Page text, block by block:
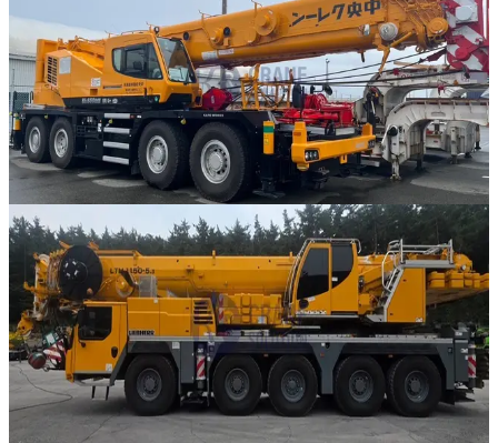
Kato · RT 크레인 RT-306
NEW
KR-80H-F2
2025년식 · 80톤
가격 문의 3
881
판매중
Liebherr · AT 크레인·AT-300
NEW
LTM 1150-5.3
2022년식 · 150톤